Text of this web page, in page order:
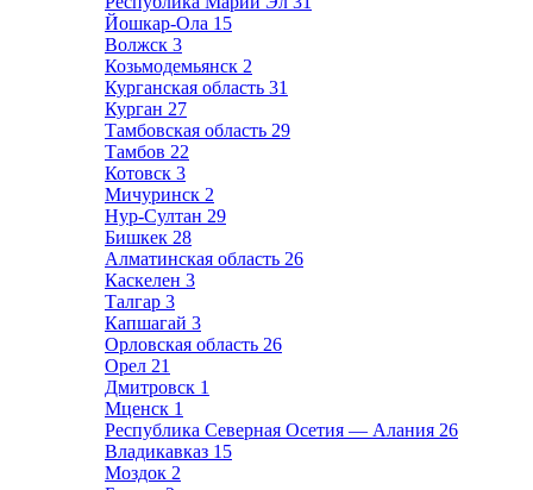
Йошкар-Ола 15
Волжск 3
Козьмодемьянск 2
Курганская область 31
Курган 27
Тамбовская область 29
Тамбов 22
Котовск 3
Мичуринск 2
Нур-Султан 29
Бишкек 28
Алматинская область 26
Каскелен 3
Талгар 3
Капшагай 3
Орловская область 26
Орел 21
Дмитровск 1
Мценск 1
Республика Северная Осетия — Алания 26
Владикавказ 15
Моздок 2